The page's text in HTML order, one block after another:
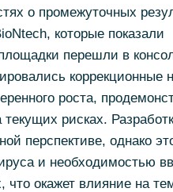
о промежуточных
которые показали
перешли в
коррекционные
роста,
рисках.
перспективе, однако
и необходимостью
что окажет влияние на